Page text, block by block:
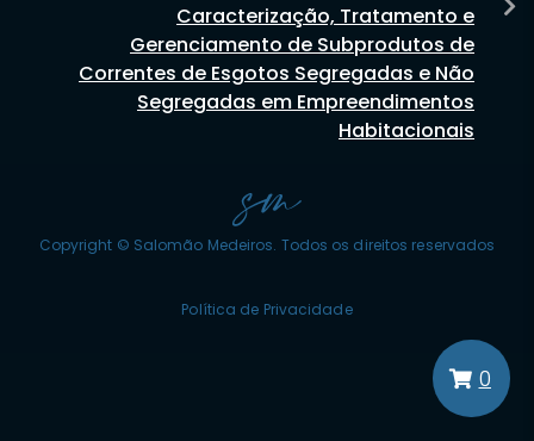
Caracterização, Tratamento e
Gerenciamento de Subprodutos de
Correntes de Esgotos Segregadas e Não
Segregadas em Empreendimentos
Habitacionais
Copyright © Salomão Medeiros. Todos os direitos reservados
Política de Privacidade
0